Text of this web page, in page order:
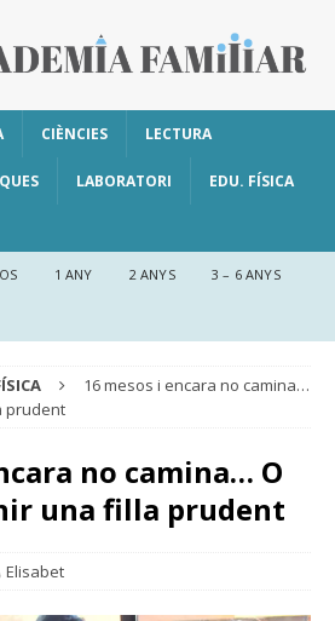
CIÈNCIES LECTURA
LABORATORI EDU. FÍSICA
1 ANY 2 ANYS 3 – 6 ANYS
16 mesos i encara no camina…
prudent
no camina… O
una filla prudent
Elisabet